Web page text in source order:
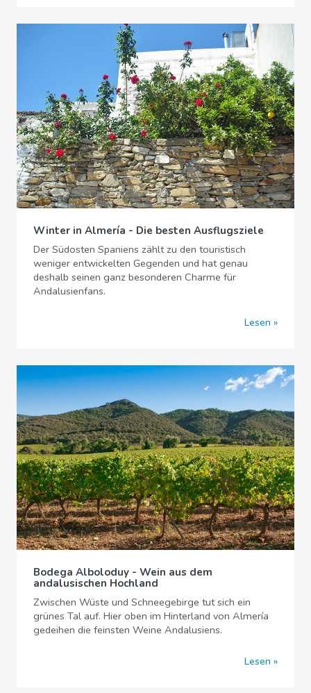
Winter in Almería - Die besten Ausflugsziele
Der Südosten Spaniens zählt zu den touristisch
weniger entwickelten Gegenden und hat genau
deshalb seinen ganz besonderen Charme für
Andalusienfans.
Lesen
Bodega Alboloduy - Wein aus dem
andalusischen Hochland
Zwischen Wüste und Schneegebirge tut sich ein
grünes Tal auf. Hier oben im Hinterland von Almería
gedeihen die feinsten Weine Andalusiens.
Lesen